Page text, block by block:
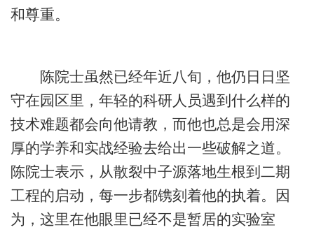
和尊重。
陈院士虽然已经年近八旬，他仍日日坚
守在园区里，年轻的科研人员遇到什么样的
技术难题都会向他请教，而他也总是会用深
厚的学养和实战经验去给出一些破解之道。
陈院士表示，从散裂中子源落地生根到二期
工程的启动，每一步都镌刻着他的执着。因
为，这里在他眼里已经不是暂居的实验室